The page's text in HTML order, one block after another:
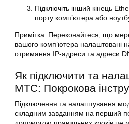
Підключіть інший кінець
порту комп’ютера або
Примітка: Переконайтеся, що
вашого комп’ютера налаштовані
отримання IP-адреси та адреси
Як підключити та
МТС: Покрокова
Підключення та налаштування
складним завданням на перший